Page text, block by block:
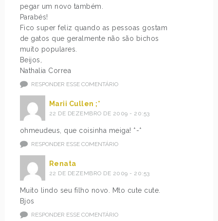
pegar um novo também.
Parabés!
Fico super feliz quando as pessoas gostam
de gatos que geralmente não são bichos
muito populares.
Beijos,
Nathalia Correa
RESPONDER ESSE COMENTÁRIO
Marii Cullen ;*
22 DE DEZEMBRO DE 2009 - 20:53
ohmeudeus, que coisinha meiga! *-*
RESPONDER ESSE COMENTÁRIO
Renata
22 DE DEZEMBRO DE 2009 - 20:53
Muito lindo seu filho novo. Mto cute cute.
Bjos
RESPONDER ESSE COMENTÁRIO